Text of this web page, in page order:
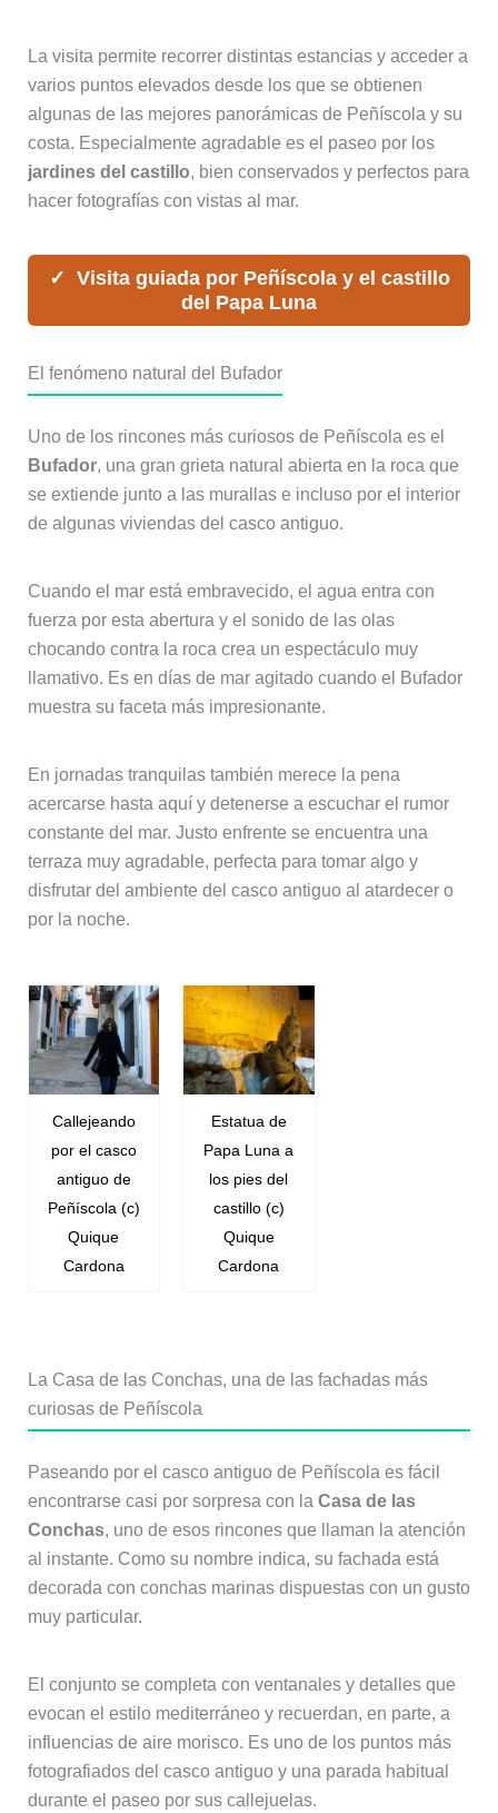
La visita permite recorrer distintas estancias y acceder a
varios puntos elevados desde los que se obtienen
algunas de las mejores panorámicas de Peñíscola y su
costa. Especialmente agradable es el paseo por los
jardines del castillo, bien conservados y perfectos para
hacer fotografías con vistas al mar.
Visita guiada por Peñíscola y el castillo
del Papa Luna
El fenómeno natural del Bufador
Uno de los rincones más curiosos de Peñíscola es el
Bufador, una gran grieta natural abierta en la roca que
se extiende junto a las murallas e incluso por el interior
de algunas viviendas del casco antiguo.
Cuando el mar está embravecido, el agua entra con
fuerza por esta abertura y el sonido de las olas
chocando contra la roca crea un espectáculo muy
llamativo. Es en días de mar agitado cuando el Bufador
muestra su faceta más impresionante.
En jornadas tranquilas también merece la pena
acercarse hasta aquí y detenerse a escuchar el rumor
constante del mar. Justo enfrente se encuentra una
terraza muy agradable, perfecta para tomar algo y
disfrutar del ambiente del casco antiguo al atardecer o
por la noche.
Callejeando
por el casco
antiguo de
Peñíscola (c)
Quique
Cardona
Estatua de
Papa Luna a
los pies del
castillo (c)
Quique
Cardona
La Casa de las Conchas, una de las fachadas más
curiosas de Peñíscola
Paseando por el casco antiguo de Peñíscola es fácil
encontrarse casi por sorpresa con la Casa de las
Conchas, uno de esos rincones que llaman la atención
al instante. Como su nombre indica, su fachada está
decorada con conchas marinas dispuestas con un gusto
muy particular.
El conjunto se completa con ventanales y detalles que
evocan el estilo mediterráneo y recuerdan, en parte, a
influencias de aire morisco. Es uno de los puntos más
fotografiados del casco antiguo y una parada habitual
durante el paseo por sus callejuelas.